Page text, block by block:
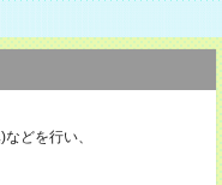
どを行い、